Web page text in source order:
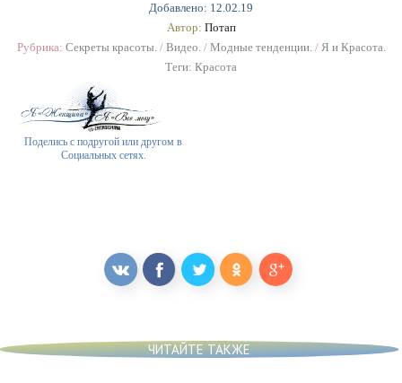
Добавлено: 12.02.19
Автор: Потап
Рубрика: Секреты красоты./ Видео./ Модные тенденции./ Я и Красота.
Теги: Красота
Поделись с подругой или другом в
Социальных сетях.
ЧИТАЙТЕ ТАКЖЕ